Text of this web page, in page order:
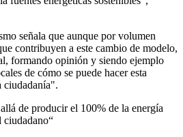
señala que aunque por volumen
contribuyen a este cambio de modelo,
formando opinión y siendo ejemplo
de cómo se puede hacer esta
ciudadanía".
de producir el 100% de la energía
ciudadano“